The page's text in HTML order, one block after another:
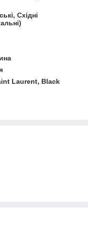
Східні
Laurent, Black